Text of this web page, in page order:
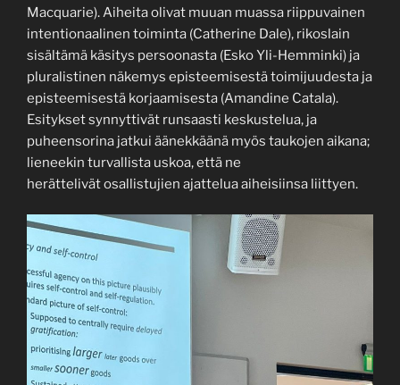
Macquarie). Aiheita olivat muuan muassa riippuvainen
intentionaalinen toiminta (Catherine Dale), rikoslain
sisältämä käsitys persoonasta (Esko Yli-Hemminki) ja
pluralistinen näkemys episteemisestä toimijuudesta ja
episteemisestä korjaamisesta (Amandine Catala).
Esitykset synnyttivät runsaasti keskustelua, ja
puheensorina jatkui äänekkäänä myös taukojen aikana;
lieneekin turvallista uskoa, että ne
herättelivät osallistujien ajattelua aiheisiinsa liittyen.